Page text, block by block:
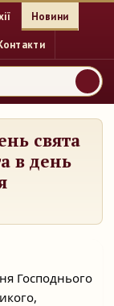
Новини
свята
в день
Господнього